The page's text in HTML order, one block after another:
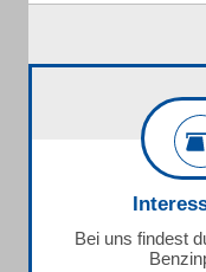
Bei uns findest